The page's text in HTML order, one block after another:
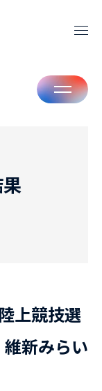
上競技選
新みらい